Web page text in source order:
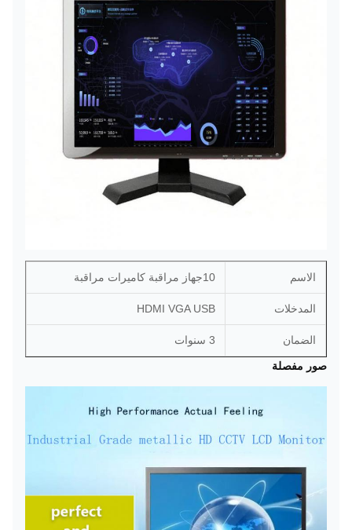
الاسم 10جهاز مراقبة كاميرات مراقبة
المدخلات HDMI VGA USB
الضمان 3 سنوات
صور مفصلة